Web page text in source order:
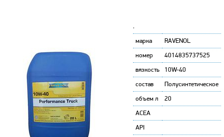
'
марка
RAVENOL
номер
4014835737525
вязкость
10W-40
состав
Полусинтетическое
объем л
20
ACEA
API